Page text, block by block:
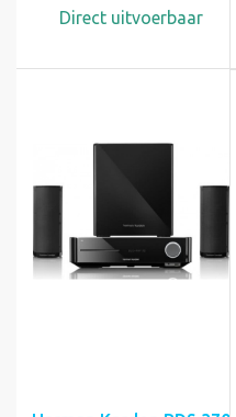
Direct uitvoerbaar